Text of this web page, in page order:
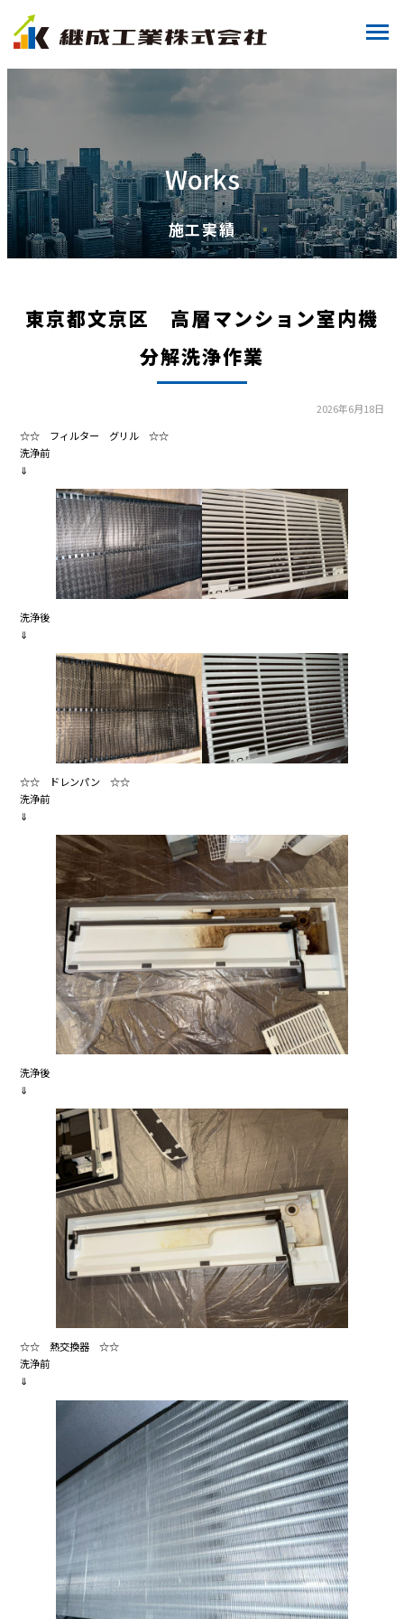
Works
施工実績
東京都文京区 高層マンション室内機
分解洗浄作業
2026年6月18日
☆☆ フィルター グリル ☆☆
洗浄前
⇓
洗浄後
⇓
☆☆ ドレンパン ☆☆
洗浄前
⇓
洗浄後
⇓
☆☆ 熱交換器 ☆☆
洗浄前
⇓